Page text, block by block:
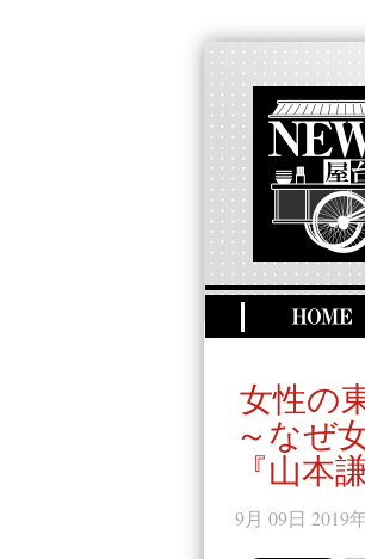
女性の
～なぜ
『山本
9月 09日 2019